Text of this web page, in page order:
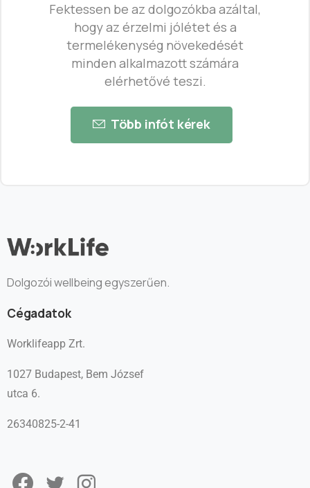
Fektessen be az dolgozókba azáltal,
hogy az érzelmi jólétet és a
termelékenység növekedését
minden alkalmazott számára
elérhetővé teszi.
Több infót kérek
Dolgozói wellbeing egyszerűen.
Cégadatok
Worklifeapp Zrt.
1027 Budapest, Bem József
utca 6.
26340825-2-41